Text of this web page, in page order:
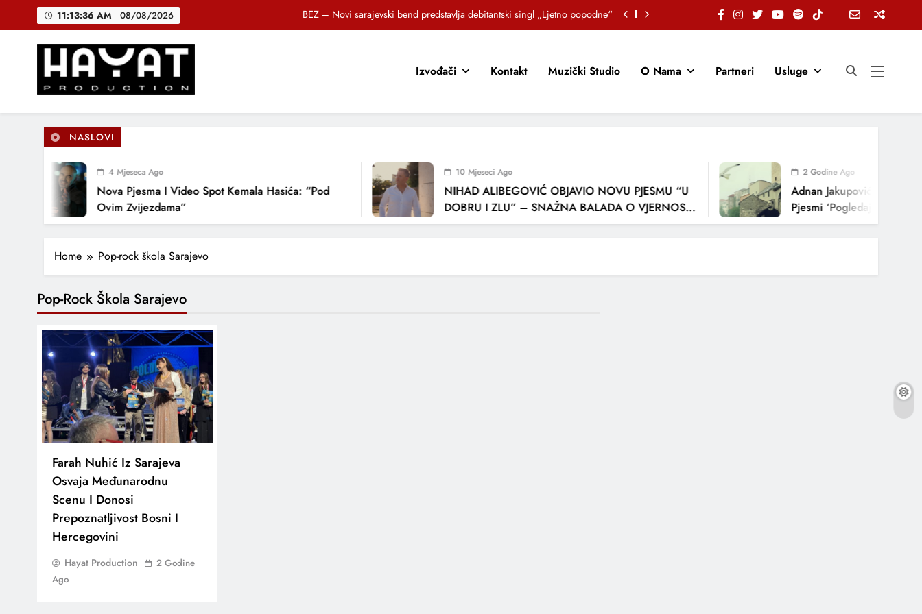
11:13:37 AM 08/08/2026
BEZ – Novi sarajevski bend predstavlja debitantski singl „Ljetno popodne“
DJEČIJI HOR SUNCOKRETI KROZ PJESMU POZVALI MALIŠANE NA DOBRE NAVIKE
DJEČIJI HOR SUNCOKRETI KROZ PJESMU POZVALI MALIŠANE NA DOBRE NAVIKE
Hayat Production
Promocija domaće muzike
Izvođači Kontakt Muzički Studio O Nama Partneri Usluge
NASLOVI
4 Mjeseca Ago
Nova Pjesma I Video Spot Kemala Hasića: “Pod
Ovim Zvijezdama”
10 Mjeseci Ago
NIHAD ALIBEGOVIĆ OBJAVIO NOVU PJESMU “U
DOBRU I ZLU” – SNAŽNA BALADA O VJERNOSTI,
LJUBAVI I VREMENU KOJE NAS MIJENJA
2 Godine Ago
Adnan Jakupović Donosi
Pjesmi ‘Pogledaj Me’
Home Pop-rock škola Sarajevo
Pop-Rock Škola Sarajevo
Farah Nuhić Iz Sarajeva
Osvaja Međunarodnu
Scenu I Donosi
Prepoznatljivost Bosni I
Hercegovini
Hayat Production
2 Godine
Ago